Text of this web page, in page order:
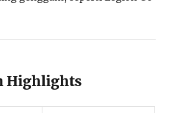
Highlights